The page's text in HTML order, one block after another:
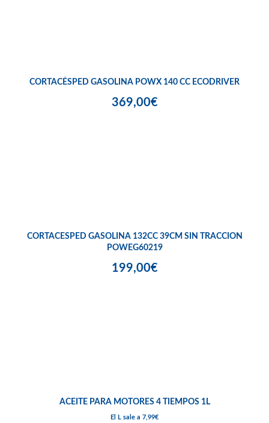
CORTACÉSPED GASOLINA POWX 140 CC ECODRIVER
369,00€
CORTACESPED GASOLINA 132CC 39CM SIN TRACCION
POWEG60219
199,00€
ACEITE PARA MOTORES 4 TIEMPOS 1L
El L sale a 7,99€